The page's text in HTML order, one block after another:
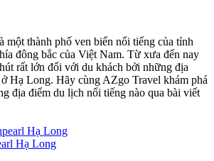
một thành phố ven biển nổi tiếng của tỉnh
đông bắc của Việt Nam. Từ xưa đến nay
rất lớn đối với du khách bởi những địa
Hạ Long. Hãy cùng AZgo Travel khám phá
địa điểm du lịch nổi tiếng nào qua bài viết
Hạ Long